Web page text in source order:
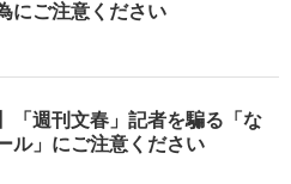
にご注意ください
「週刊文春」記者を騙る「な
ル」にご注意ください